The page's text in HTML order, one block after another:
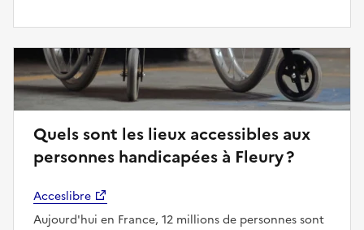
Quels sont les lieux accessibles aux
personnes handicapées à Fleury ?
Acceslibre
Aujourd'hui en France, 12 millions de personnes sont